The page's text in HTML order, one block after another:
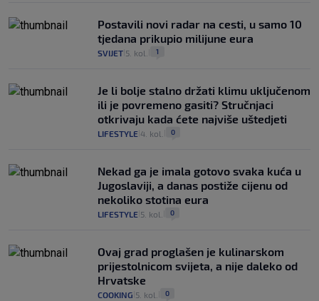
Postavili novi radar na cesti, u samo 10
tjedana prikupio milijune eura
SVIJET 5. kol. 1
Je li bolje stalno držati klimu uključenom
ili je povremeno gasiti? Stručnjaci
otkrivaju kada ćete najviše uštedjeti
LIFESTYLE 4. kol. 0
Nekad ga je imala gotovo svaka kuća u
Jugoslaviji, a danas postiže cijenu od
nekoliko stotina eura
LIFESTYLE 5. kol. 0
Ovaj grad proglašen je kulinarskom
prijestolnicom svijeta, a nije daleko od
Hrvatske
COOKING 5. kol. 0